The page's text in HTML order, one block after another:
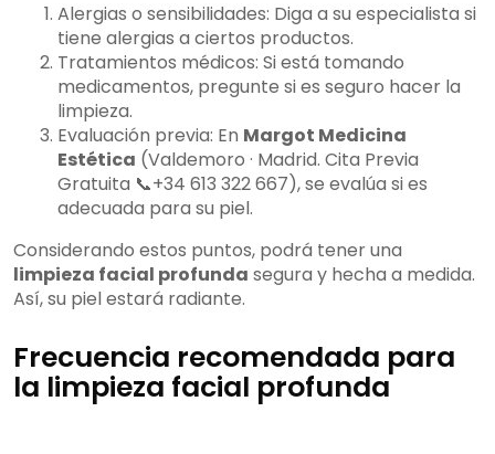
Alergias o sensibilidades: Diga a su especialista si
tiene alergias a ciertos productos.
Tratamientos médicos: Si está tomando
medicamentos, pregunte si es seguro hacer la
limpieza.
Evaluación previa: En Margot Medicina
Estética (Valdemoro · Madrid. Cita Previa
Gratuita 📞+34 613 322 667), se evalúa si es
adecuada para su piel.
Considerando estos puntos, podrá tener una
limpieza facial profunda segura y hecha a medida.
Así, su piel estará radiante.
Frecuencia recomendada para
la limpieza facial profunda